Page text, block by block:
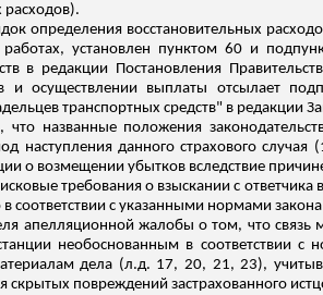
расходов).
определения восстановительных
работах, установлен пунктом 60 и
в редакции Постановления
и осуществлении выплаты отсылает
транспортных средств" в редакции
что названные положения
наступления данного страхового
о возмещении убытков вследствие
требования о взыскании с
в соответствии с указанными нормами
апелляционной жалобы о том, что
необоснованным в соответствии с
дела (л.д. 17, 20, 21, 23),
скрытых повреждений застрахованного